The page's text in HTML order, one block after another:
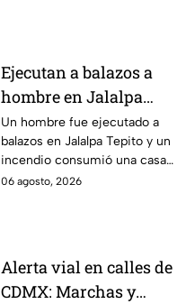
Ejecutan a balazos a
hombre en Jalalpa
Tepito; hay un
detenido, mientras
dormía
Un hombre fue ejecutado a
balazos en Jalalpa Tepito y un
incendio consumió una casa
improvisada en pleno Centro
06 agosto, 2026
Alerta vial en calles de
CDMX: Marchas y